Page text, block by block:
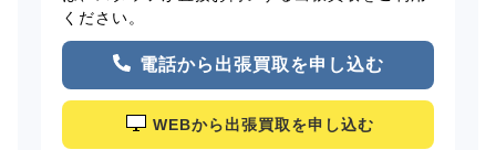
ください。
電話から出張買取を申し込む
WEBから出張買取を申し込む